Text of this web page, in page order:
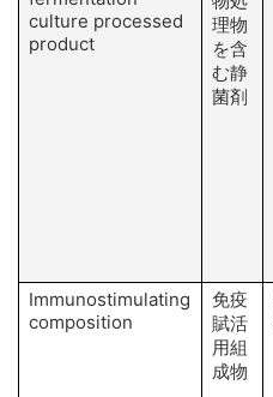
culture processed
product
理物
を含
む静
菌剤
Immunostimulating
composition
免疫
賦活
用組
成物